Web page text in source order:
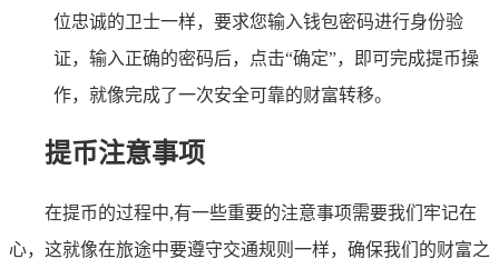
位忠诚的卫士一样，要求您输入钱包密码进行身份验
证，输入正确的密码后，点击“确定”，即可完成提币操
作，就像完成了一次安全可靠的财富转移。
提币注意事项
在提币的过程中,有一些重要的注意事项需要我们牢记在
心，这就像在旅途中要遵守交通规则一样，确保我们的财富之